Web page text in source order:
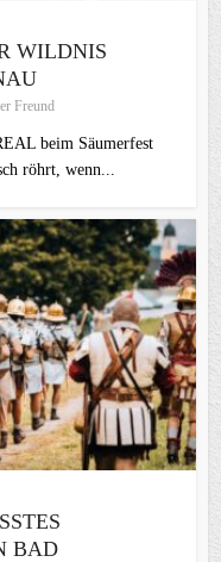
WILDNIS
Freund
beim Säumerfest
röhrt, wenn...
R
G